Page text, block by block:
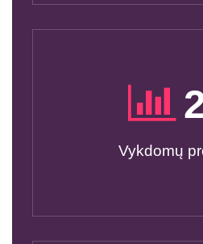
Vykdomų